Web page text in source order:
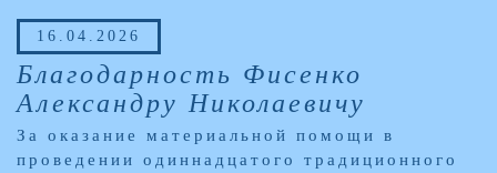
16.04.2026
Благодарность Фисенко
Александру Николаевичу
За оказание материальной помощи в
проведении одиннадцатого традиционного